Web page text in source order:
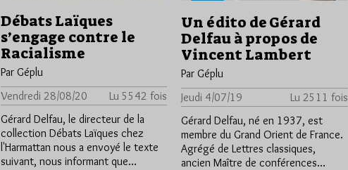
Débats Laïques
s’engage contre le
Racialisme
Par Géplu
Vendredi 28/08/20
Lu 5542 fois
Gérard Delfau, le directeur de la
collection Débats Laïques chez
l'Harmattan nous a envoyé le texte
suivant, nous informant que…
Un édito de Gérard
Delfau à propos de
Vincent Lambert
Par Géplu
Jeudi 4/07/19
Lu 2511 fois
Gérard Delfau, né en 1937, est
membre du Grand Orient de France.
Agrégé de Lettres classiques,
ancien Maître de conférences…